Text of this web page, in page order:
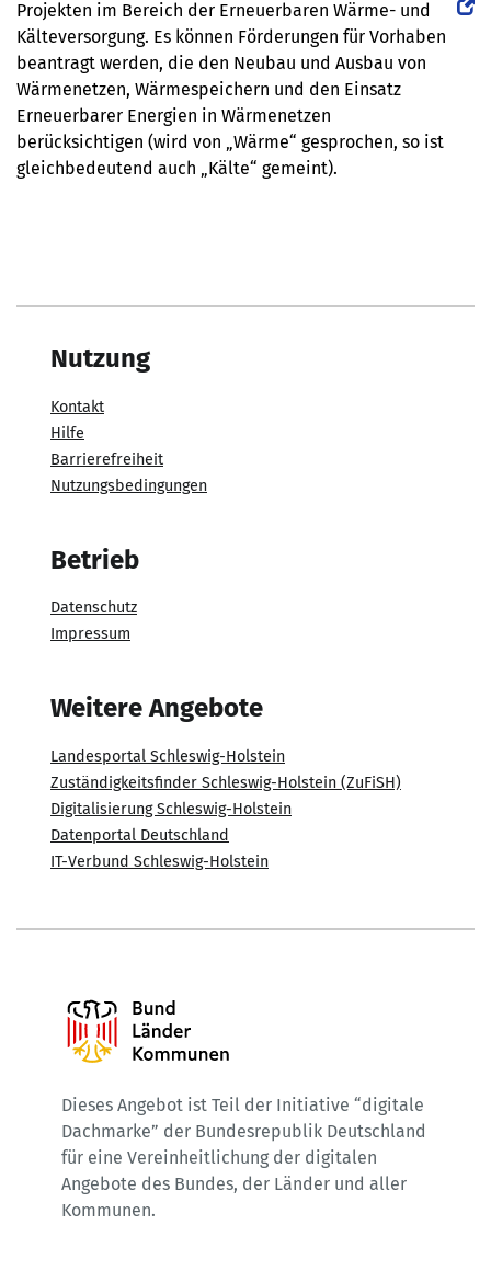
Projekten im Bereich der Erneuerbaren Wärme- und
Kälteversorgung. Es können Förderungen für Vorhaben
beantragt werden, die den Neubau und Ausbau von
Wärmenetzen, Wärmespeichern und den Einsatz
Erneuerbarer Energien in Wärmenetzen
berücksichtigen (wird von „Wärme“ gesprochen, so ist
gleichbedeutend auch „Kälte“ gemeint).
Nutzung
Kontakt
Hilfe
Barrierefreiheit
Nutzungsbedingungen
Betrieb
Datenschutz
Impressum
Weitere Angebote
Landesportal Schleswig-Holstein
Zuständigkeitsfinder Schleswig-Holstein (ZuFiSH)
Digitalisierung Schleswig-Holstein
Datenportal Deutschland
IT-Verbund Schleswig-Holstein
Dieses Angebot ist Teil der Initiative “digitale
Dachmarke” der Bundesrepublik Deutschland
für eine Vereinheitlichung der digitalen
Angebote des Bundes, der Länder und aller
Kommunen.